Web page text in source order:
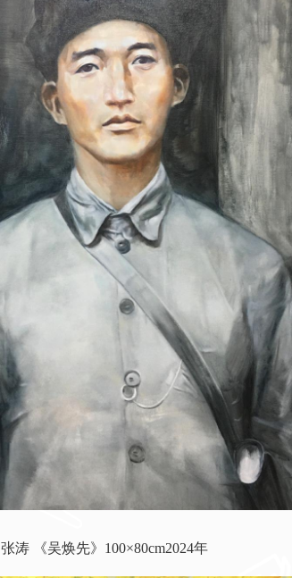
张涛 《吴焕先》100×80cm2024年